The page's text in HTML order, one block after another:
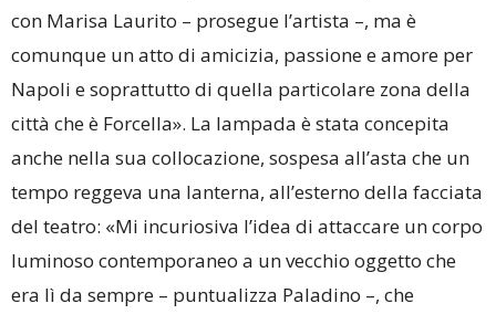
con Marisa Laurito – prosegue l’artista –, ma è
comunque un atto di amicizia, passione e amore per
Napoli e soprattutto di quella particolare zona della
città che è Forcella». La lampada è stata concepita
anche nella sua collocazione, sospesa all’asta che un
tempo reggeva una lanterna, all’esterno della facciata
del teatro: «Mi incuriosiva l’idea di attaccare un corpo
luminoso contemporaneo a un vecchio oggetto che
era lì da sempre – puntualizza Paladino –, che